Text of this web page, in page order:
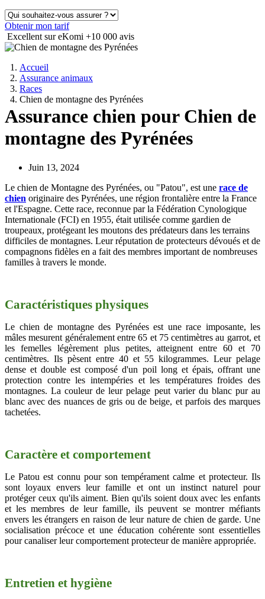
Obtenir mon tarif
Excellent sur eKomi +10 000 avis
Accueil
Assurance animaux
Races
Chien de montagne des Pyrénées
Assurance chien pour Chien de
montagne des Pyrénées
Juin 13, 2024
Le chien de Montagne des Pyrénées, ou "Patou", est une race de
chien originaire des Pyrénées, une région frontalière entre la France
et l'Espagne. Cette race, reconnue par la Fédération Cynologique
Internationale (FCI) en 1955, était utilisée comme gardien de
troupeaux, protégeant les moutons des prédateurs dans les terrains
difficiles de montagnes. Leur réputation de protecteurs dévoués et de
compagnons fidèles en a fait des membres important de nombreuses
familles à travers le monde.
Caractéristiques physiques
Le chien de montagne des Pyrénées est une race imposante, les
mâles mesurent généralement entre 65 et 75 centimètres au garrot, et
les femelles légèrement plus petites, atteignent entre 60 et 70
centimètres. Ils pèsent entre 40 et 55 kilogrammes. Leur pelage
dense et double est composé d'un poil long et épais, offrant une
protection contre les intempéries et les températures froides des
montagnes. La couleur de leur pelage peut varier du blanc pur au
blanc avec des nuances de gris ou de beige, et parfois des marques
tachetées.
Caractère et comportement
Le Patou est connu pour son tempérament calme et protecteur. Ils
sont loyaux envers leur famille et ont un instinct naturel pour
protéger ceux qu'ils aiment. Bien qu'ils soient doux avec les enfants
et les membres de leur famille, ils peuvent se montrer méfiants
envers les étrangers en raison de leur nature de chien de garde. Une
socialisation précoce et une éducation cohérente sont essentielles
pour canaliser leur comportement protecteur de manière appropriée.
Entretien et hygiène